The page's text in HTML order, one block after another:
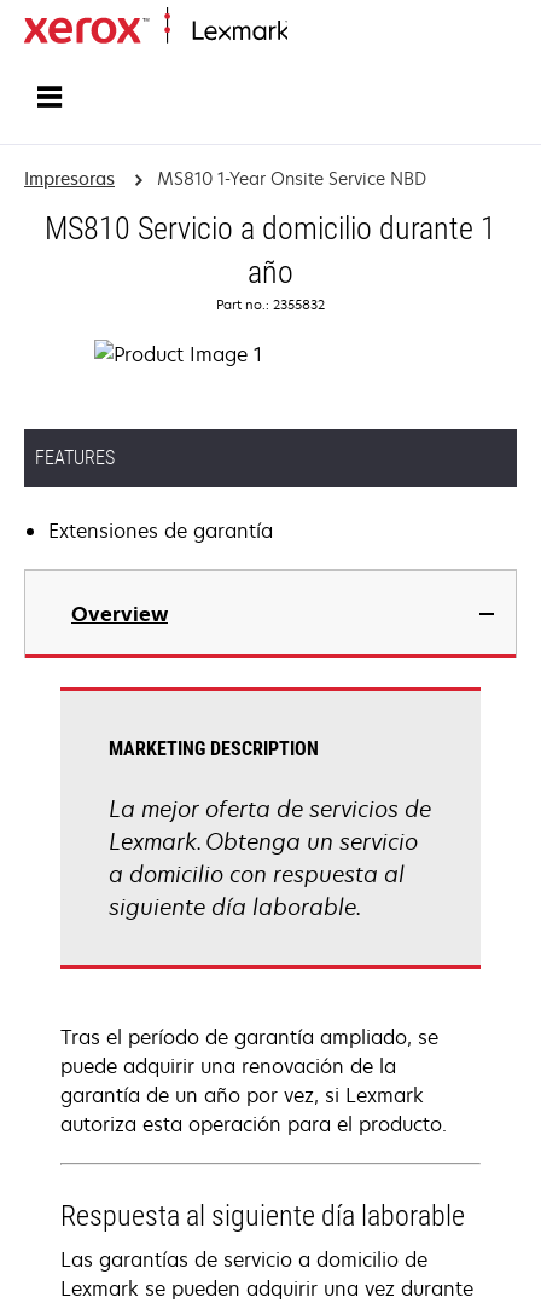
Impresoras MS810 1-Year Onsite Service NBD
MS810 Servicio a domicilio durante 1
año
Part no.: 2355832
FEATURES
Extensiones de garantía
Overview
MARKETING DESCRIPTION
La mejor oferta de servicios de
Lexmark. Obtenga un servicio
a domicilio con respuesta al
siguiente día laborable.
Tras el período de garantía ampliado, se
puede adquirir una renovación de la
garantía de un año por vez, si Lexmark
autoriza esta operación para el producto.
Respuesta al siguiente día laborable
Las garantías de servicio a domicilio de
Lexmark se pueden adquirir una vez durante